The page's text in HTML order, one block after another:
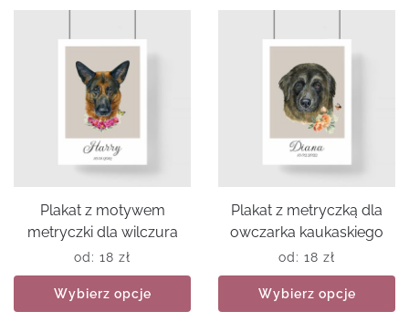
Plakat z motywem
metryczki dla wilczura
od: 18 zł
Wybierz opcje
Plakat z metryczką dla
owczarka kaukaskiego
od: 18 zł
Wybierz opcje